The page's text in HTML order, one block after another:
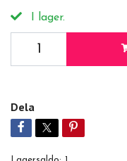
I lager.
Dela